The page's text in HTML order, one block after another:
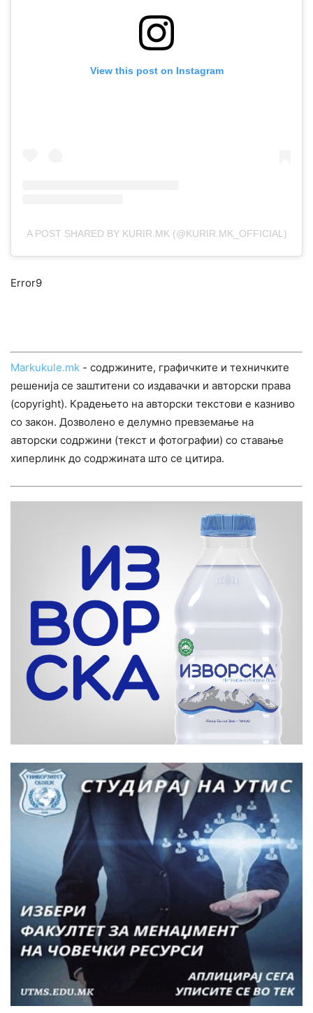
View this post on Instagram
A POST SHARED BY KURIR.MK (@KURIR.MK_OFFICIAL)
Error9
Markukule.mk - содржините, графичките и техничките
решенија се заштитени со издавачки и авторски права
(copyright). Крадењето на авторски текстови е казниво
со закон. Дозволено е делумно превземање на
авторски содржини (текст и фотографии) со ставање
хиперлинк до содржината што се цитира.